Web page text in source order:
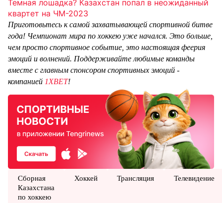
Темная лошадка? Казахстан попал в неожиданный
квартет на ЧМ-2023
Приготовьтесь к самой захватывающей спортивной битве
года! Чемпионат мира по хоккею уже начался. Это больше,
чем просто спортивное событие, это настоящая феерия
эмоций и волнений. Поддерживайте любимые команды
вместе с главным спонсором спортивных эмоций -
компанией 1XBET!
Сборная
Казахстана
по хоккею
Хоккей Трансляция Телевидение